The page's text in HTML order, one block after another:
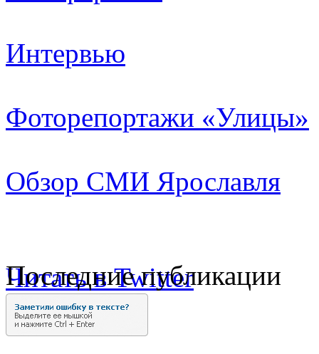
Интервью
Фоторепортажи «Улицы»
Обзор СМИ Ярославля
Последние публикации
Читать в Twitter